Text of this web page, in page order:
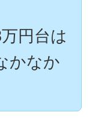
円台は
かなか